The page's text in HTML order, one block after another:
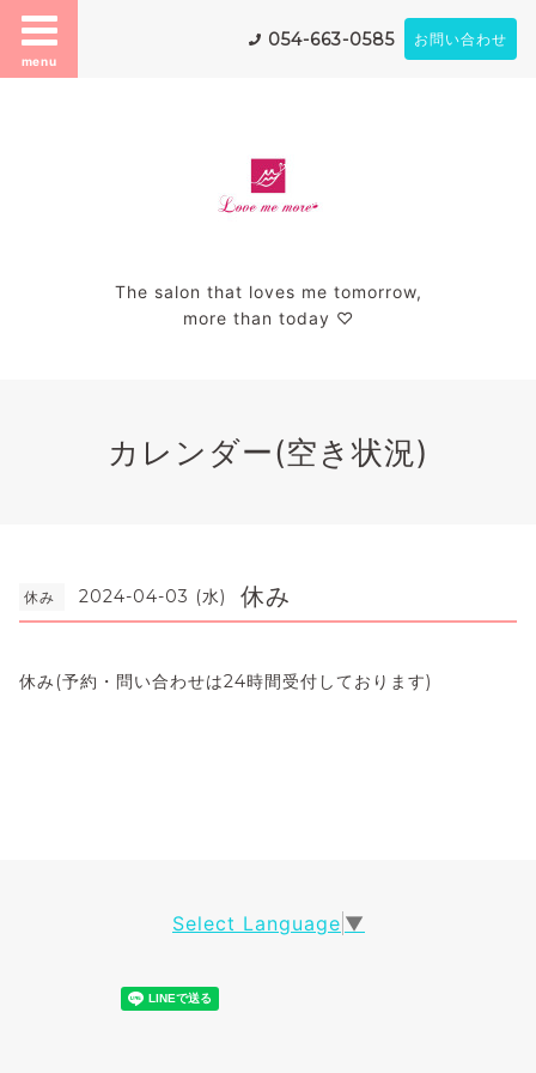
menu
054-663-0585 お問い合わせ
The salon that loves me tomorrow,
more than today ♡
カレンダー(空き状況)
休み 2024-04-03 (水) 休み
休み(予約・問い合わせは24時間受付しております)
Select Language ▼